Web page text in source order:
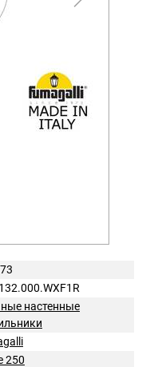
настенные
250